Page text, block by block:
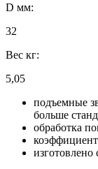
D мм:
32
Вес кг:
5,05
подъемные
больше
обработка
коэффициент
изготовлено